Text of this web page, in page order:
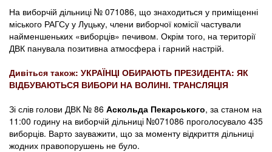
На виборчій дільниці № 071086, що знаходиться у приміщенні
міського РАГСу у Луцьку, члени виборчої комісії частували
найменшеньких «виборців» печивом. Окрім того, на території
ДВК панувала позитивна атмосфера і гарний настрій.
Дивіться також: УКРАЇНЦІ ОБИРАЮТЬ ПРЕЗИДЕНТА: ЯК
ВІДБУВАЮТЬСЯ ВИБОРИ НА ВОЛИНІ. ТРАНСЛЯЦІЯ
Зі слів голови ДВК № 86 Аскольда Пекарського, за станом на
11:00 годину на виборчій дільниці №071086 проголосувало 435
виборців. Варто зауважити, що за моменту відкриття дільниці
жодних правопорушень не було.